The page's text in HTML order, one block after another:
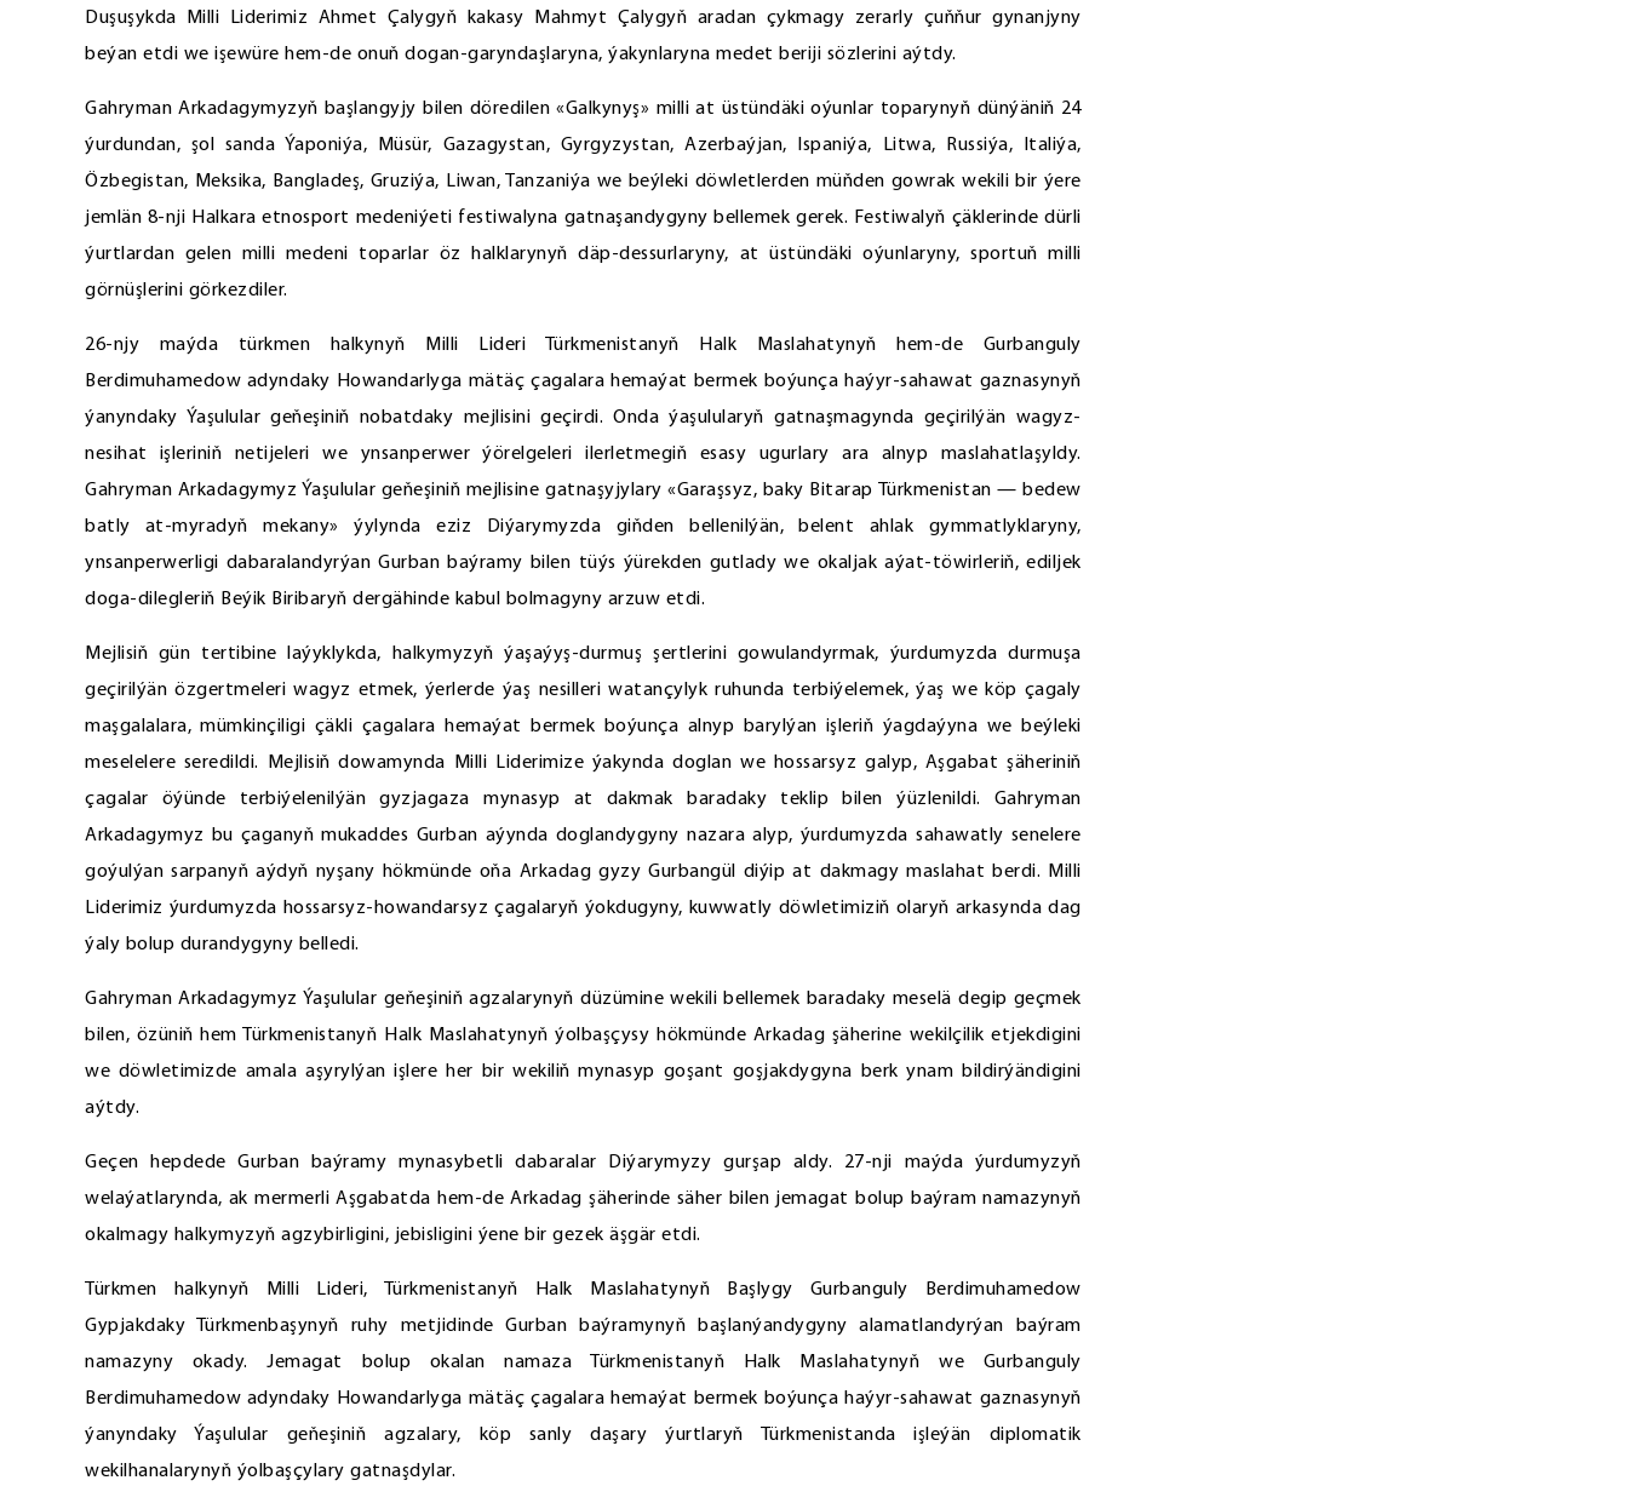
Duşuşykda Milli Liderimiz Ahmet Çalygyň kakasy Mahmyt Çalygyň aradan çykmagy zerarly çuňňur gynanjyny
beýan etdi we işewüre hem-de onuň dogan-garyndaşlaryna, ýakynlaryna medet beriji sözlerini aýtdy.
Gahryman Arkadagymyzyň başlangyjy bilen döredilen «Galkynyş» milli at üstündäki oýunlar toparynyň dünýäniň 24
ýurdundan, şol sanda Ýaponiýa, Müsür, Gazagystan, Gyrgyzystan, Azerbaýjan, Ispaniýa, Litwa, Russiýa, Italiýa,
Özbegistan, Meksika, Bangladeş, Gruziýa, Liwan, Tanzaniýa we beýleki döwletlerden müňden gowrak wekili bir ýere
jemlän 8-nji Halkara etnosport medeniýeti festiwalyna gatnaşandygyny bellemek gerek. Festiwalyň çäklerinde dürli
ýurtlardan gelen milli medeni toparlar öz halklarynyň däp-dessurlaryny, at üstündäki oýunlaryny, sportuň milli
görnüşlerini görkezdiler.
26-njy maýda türkmen halkynyň Milli Lideri Türkmenistanyň Halk Maslahatynyň hem-de Gurbanguly
Berdimuhamedow adyndaky Howandarlyga mätäç çagalara hemaýat bermek boýunça haýyr-sahawat gaznasynyň
ýanyndaky Ýaşulular geňeşiniň nobatdaky mejlisini geçirdi. Onda ýaşulularyň gatnaşmagynda geçirilýän wagyz-
nesihat işleriniň netijeleri we ynsanperwer ýörelgeleri ilerletmegiň esasy ugurlary ara alnyp maslahatlaşyldy.
Gahryman Arkadagymyz Ýaşulular geňeşiniň mejlisine gatnaşyjylary «Garaşsyz, baky Bitarap Türkmenistan — bedew
batly at-myradyň mekany» ýylynda eziz Diýarymyzda giňden bellenilýän, belent ahlak gymmatlyklaryny,
ynsanperwerligi dabaralandyrýan Gurban baýramy bilen tüýs ýürekden gutlady we okaljak aýat-töwirleriň, ediljek
doga-dilegleriň Beýik Biribaryň dergähinde kabul bolmagyny arzuw etdi.
Mejlisiň gün tertibine laýyklykda, halkymyzyň ýaşaýyş-durmuş şertlerini gowulandyrmak, ýurdumyzda durmuşa
geçirilýän özgertmeleri wagyz etmek, ýerlerde ýaş nesilleri watançylyk ruhunda terbiýelemek, ýaş we köp çagaly
maşgalalara, mümkinçiligi çäkli çagalara hemaýat bermek boýunça alnyp barylýan işleriň ýagdaýyna we beýleki
meselelere seredildi. Mejlisiň dowamynda Milli Liderimize ýakynda doglan we hossarsyz galyp, Aşgabat şäheriniň
çagalar öýünde terbiýelenilýän gyzjagaza mynasyp at dakmak baradaky teklip bilen ýüzlenildi. Gahryman
Arkadagymyz bu çaganyň mukaddes Gurban aýynda doglandygyny nazara alyp, ýurdumyzda sahawatly senelere
goýulýan sarpanyň aýdyň nyşany hökmünde oňa Arkadag gyzy Gurbangül diýip at dakmagy maslahat berdi. Milli
Liderimiz ýurdumyzda hossarsyz-howandarsyz çagalaryň ýokdugyny, kuwwatly döwletimiziň olaryň arkasynda dag
ýaly bolup durandygyny belledi.
Gahryman Arkadagymyz Ýaşulular geňeşiniň agzalarynyň düzümine wekili bellemek baradaky meselä degip geçmek
bilen, özüniň hem Türkmenistanyň Halk Maslahatynyň ýolbaşçysy hökmünde Arkadag şäherine wekilçilik etjekdigini
we döwletimizde amala aşyrylýan işlere her bir wekiliň mynasyp goşant goşjakdygyna berk ynam bildirýändigini
aýtdy.
Geçen hepdede Gurban baýramy mynasybetli dabaralar Diýarymyzy gurşap aldy. 27-nji maýda ýurdumyzyň
welaýatlarynda, ak mermerli Aşgabatda hem-de Arkadag şäherinde säher bilen jemagat bolup baýram namazynyň
okalmagy halkymyzyň agzybirligini, jebisligini ýene bir gezek äşgär etdi.
Türkmen halkynyň Milli Lideri, Türkmenistanyň Halk Maslahatynyň Başlygy Gurbanguly Berdimuhamedow
Gypjakdaky Türkmenbaşynyň ruhy metjidinde Gurban baýramynyň başlanýandygyny alamatlandyrýan baýram
namazyny okady. Jemagat bolup okalan namaza Türkmenistanyň Halk Maslahatynyň we Gurbanguly
Berdimuhamedow adyndaky Howandarlyga mätäç çagalara hemaýat bermek boýunça haýyr-sahawat gaznasynyň
ýanyndaky Ýaşulular geňeşiniň agzalary, köp sanly daşary ýurtlaryň Türkmenistanda işleýän diplomatik
wekilhanalarynyň ýolbaşçylary gatnaşdylar.